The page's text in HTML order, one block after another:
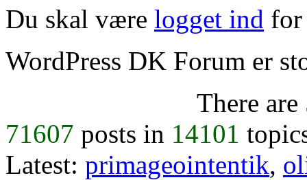
Du skal være logget ind for
WordPress DK Forum er
There are
71607 posts in 14101
Latest: primageointentik,